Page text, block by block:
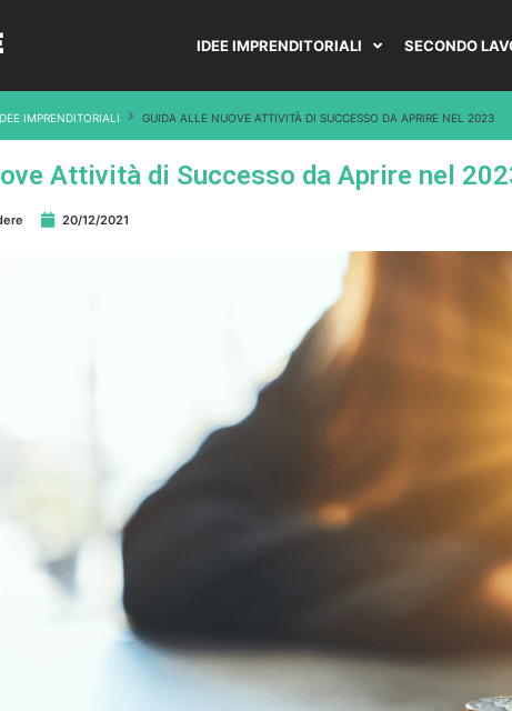
IDEE IMPRENDITORIALI SECONDO
IMPRENDITORIALI GUIDA ALLE NUOVE ATTIVITÀ DI SUCCESSO DA APRIRE NEL 2023
Attività di Successo da Aprire nel
20/12/2021